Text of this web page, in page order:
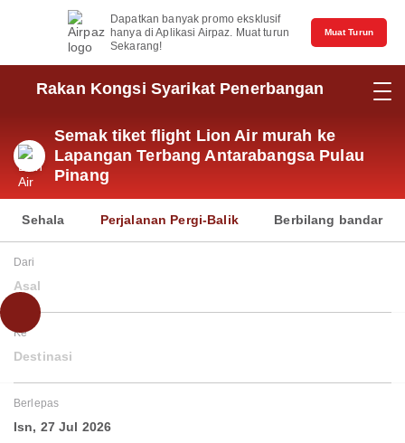
Dapatkan banyak promo eksklusif
hanya di Aplikasi Airpaz. Muat turun
Sekarang!
Muat Turun
Rakan Kongsi Syarikat Penerbangan
Semak tiket flight Lion Air murah ke
Lapangan Terbang Antarabangsa Pulau
Pinang
Sehala Perjalanan Pergi-Balik Berbilang bandar
Dari
Asal
Ke
Destinasi
Berlepas
Isn, 27 Jul 2026